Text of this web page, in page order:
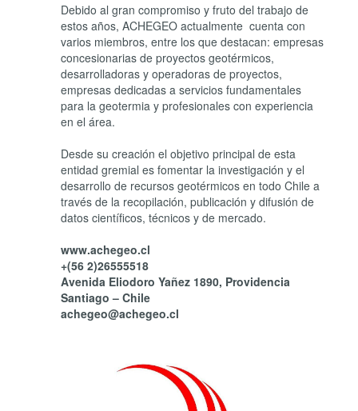
Debido al gran compromiso y fruto del trabajo de
estos años, ACHEGEO actualmente cuenta con
varios miembros, entre los que destacan: empresas
concesionarias de proyectos geotérmicos,
desarrolladoras y operadoras de proyectos,
empresas dedicadas a servicios fundamentales
para la geotermia y profesionales con experiencia
en el área.
Desde su creación el objetivo principal de esta
entidad gremial es fomentar la investigación y el
desarrollo de recursos geotérmicos en todo Chile a
través de la recopilación, publicación y difusión de
datos científicos, técnicos y de mercado.
www.achegeo.cl
+(56 2)26555518
Avenida Eliodoro Yañez 1890, Providencia
Santiago – Chile
achegeo@achegeo.cl